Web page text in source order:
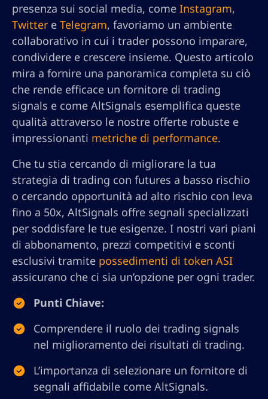
presenza sui social media, come Instagram,
Twitter e Telegram, favoriamo un ambiente
collaborativo in cui i trader possono imparare,
condividere e crescere insieme. Questo articolo
mira a fornire una panoramica completa su ciò
che rende efficace un fornitore di trading
signals e come AltSignals esemplifica queste
qualità attraverso le nostre offerte robuste e
impressionanti metriche di performance.
Che tu stia cercando di migliorare la tua
strategia di trading con futures a basso rischio
o cercando opportunità ad alto rischio con leva
fino a 50x, AltSignals offre segnali specializzati
per soddisfare le tue esigenze. I nostri vari piani
di abbonamento, prezzi competitivi e sconti
esclusivi tramite possedimenti di token ASI
assicurano che ci sia un’opzione per ogni trader.
Punti Chiave:
Comprendere il ruolo dei trading signals
nel miglioramento dei risultati di trading.
L’importanza di selezionare un fornitore di
segnali affidabile come AltSignals.